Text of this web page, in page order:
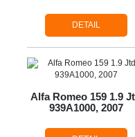
DETAIL
Alfa Romeo 159 1.9
939A1000, 2007